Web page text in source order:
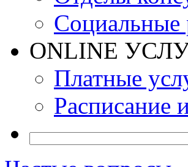
Социальные
ONLINE
Платные
Расписание